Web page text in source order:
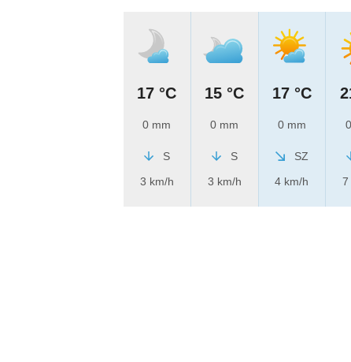
17 °C
0 mm
S
3 km/h
15 °C
0 mm
S
3 km/h
17 °C
0 mm
SZ
4 km/h
7